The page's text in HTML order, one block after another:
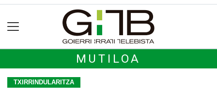
MUTILOA
TXIRRINDULARITZA